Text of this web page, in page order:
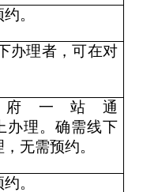
。
办理者，可在对
一站通
办理。确需线下
无需预约。
。